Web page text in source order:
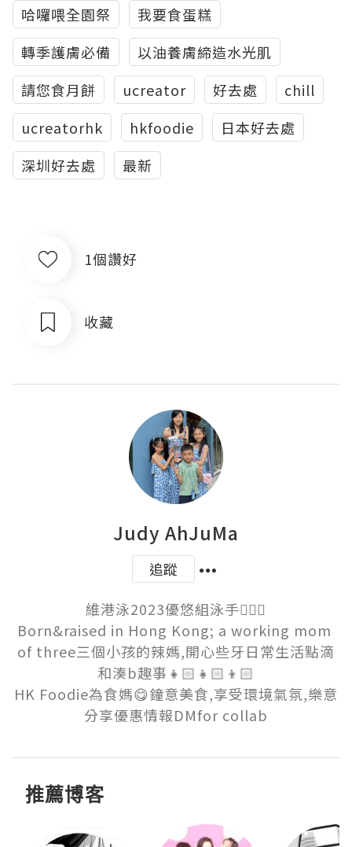
哈囉喂全園祭
我要食蛋糕
轉季護膚必備
以油養膚締造水光肌
請您食月餅
ucreator 好去處
chill
ucreatorhk
hkfoodie
日本好去處
深圳好去處
最新
1個讚好
收藏
Judy AhJuMa
追蹤
維港泳2023優悠組泳手🏊🏻‍♀️
Born&raised in Hong Kong; a working mom
of three三個小孩的辣媽,開心些牙日常生活點滴
和湊b趣事👧🏻👧🏻👦🏻
HK Foodie為食媽😋鐘意美食,享受環境氣氛,樂意
分享優惠情報DMfor collab
推薦博客